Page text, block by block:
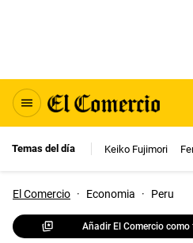
Temas del día Keiko Fujimori
El Comercio · Economia · Peru
Añadir El Comercio como